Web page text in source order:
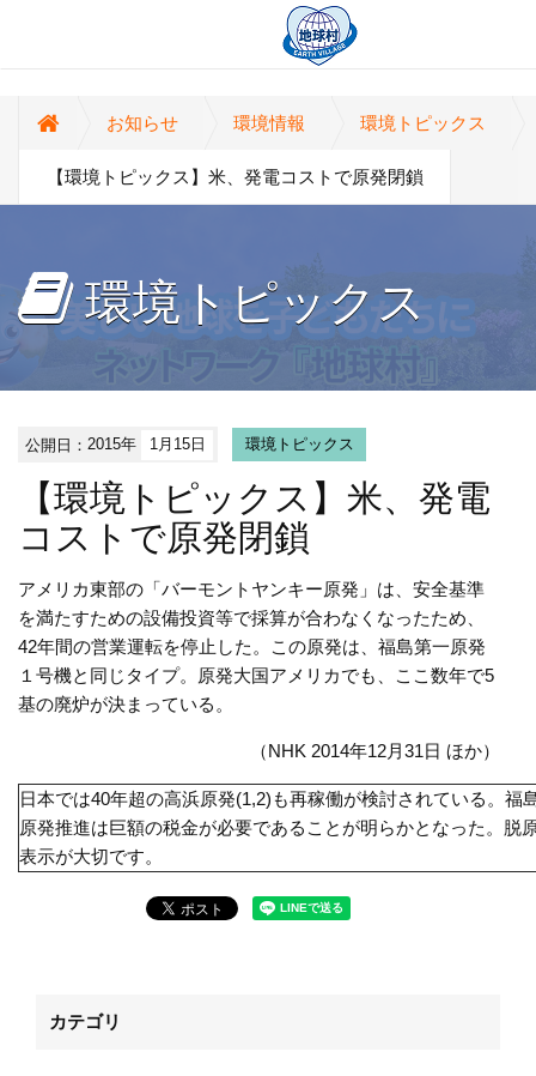
お知らせ 環境情報 環境トピックス
【環境トピックス】米、発電コストで原発閉鎖
環境トピックス
公開日：2015年 1月15日 環境トピックス
【環境トピックス】米、発電
コストで原発閉鎖
アメリカ東部の「バーモントヤンキー原発」は、安全基準
を満たすための設備投資等で採算が合わなくなったため、
42年間の営業運転を停止した。この原発は、福島第一原発
１号機と同じタイプ。原発大国アメリカでも、ここ数年で5
基の廃炉が決まっている。
（NHK 2014年12月31日 ほか）
日本では40年超の高浜原発(1,2)も再稼働が検討されている。福
原発推進は巨額の税金が必要であることが明らかとなった。脱
表示が大切です。
カテゴリ